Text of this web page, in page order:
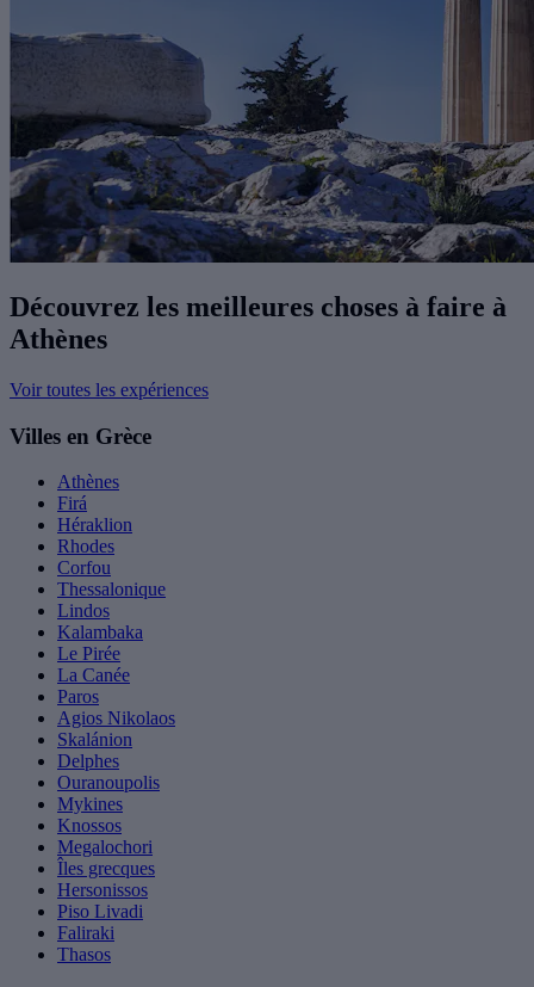
Découvrez les meilleures choses à faire à
Athènes
Voir toutes les expériences
Villes en Grèce
Athènes
Firá
Héraklion
Rhodes
Corfou
Thessalonique
Lindos
Kalambaka
Le Pirée
La Canée
Paros
Agios Nikolaos
Skalánion
Delphes
Ouranoupolis
Mykines
Knossos
Megalochori
Îles grecques
Hersonissos
Piso Livadi
Faliraki
Thasos